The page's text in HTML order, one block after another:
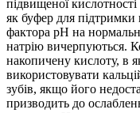
підвищеної
як буфер для підтримки
фактора рН на
натрію вичерпуються.
накопичену кислоту, в
використовувати
зубів, якщо його
призводить до